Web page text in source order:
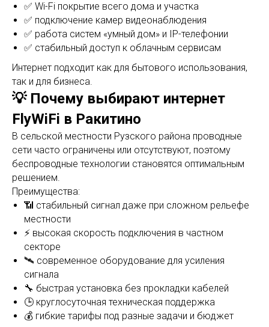
✅ Wi-Fi покрытие всего дома и участка
✅ подключение камер видеонаблюдения
✅ работа систем «умный дом» и IP-телефонии
✅ стабильный доступ к облачным сервисам
Интернет подходит как для бытового использования,
так и для бизнеса.
💡 Почему выбирают интернет
FlyWiFi в Ракитино
В сельской местности Рузского района проводные
сети часто ограничены или отсутствуют, поэтому
беспроводные технологии становятся оптимальным
решением.
Преимущества:
📶 стабильный сигнал даже при сложном рельефе
местности
⚡ высокая скорость подключения в частном
секторе
🛰 современное оборудование для усиления
сигнала
🔧 быстрая установка без прокладки кабелей
🕒 круглосуточная техническая поддержка
💰 гибкие тарифы под разные задачи и бюджет